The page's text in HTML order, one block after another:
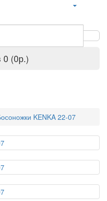
0 (0р.)
KENKA 22-07